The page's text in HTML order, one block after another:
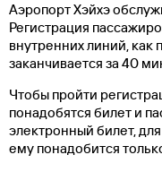
Аэропорт Хэйхэ
Регистрация
внутренних линий, как
заканчивается за 40
Чтобы пройти
понадобятся билет и
электронный билет,
ему понадобится